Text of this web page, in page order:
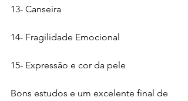
13- Canseira
14- Fragilidade Emocional
15- Expressão e cor da pele
Bons estudos e um excelente final de